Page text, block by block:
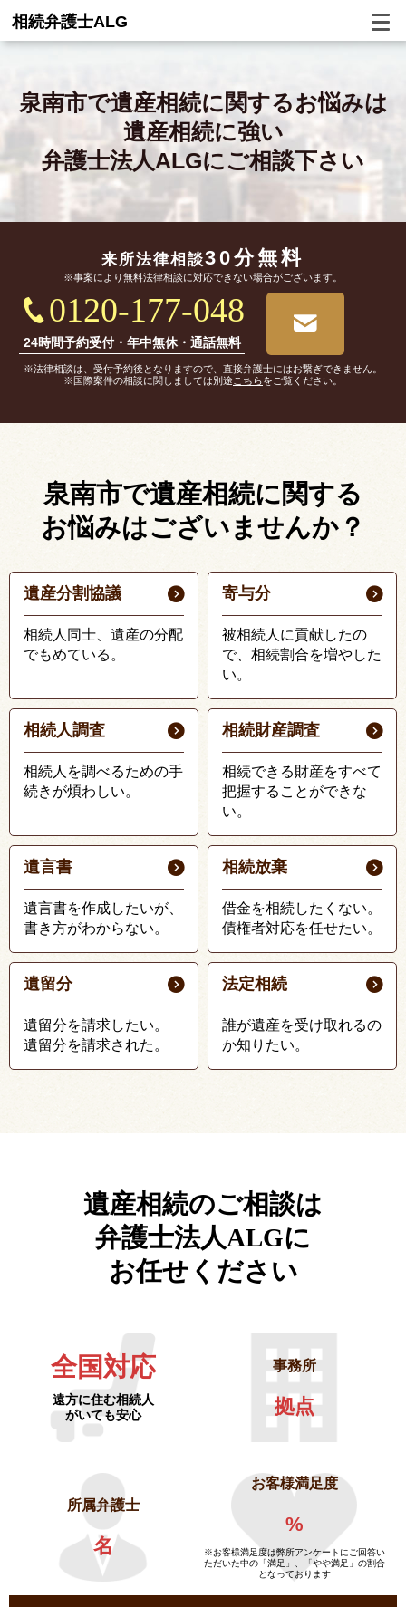
相続弁護士ALG
泉南市で遺産相続に関するお悩みは
遺産相続に強い
弁護士法人ALGにご相談下さい
来所法律相談30分無料
※事案により無料法律相談に対応できない場合がございます。
0120-177-048
24時間予約受付・年中無休・通話無料
※法律相談は、受付予約後となりますので、直接弁護士にはお繋ぎできません。
※国際案件の相談に関しましては別途 こちらをご覧ください。
泉南市で遺産相続に関する
お悩みはございませんか？
遺産分割協議
相続人同士、遺産の分配
でもめている。
寄与分
被相続人に貢献したの
で、相続割合を増やした
い。
相続人調査
相続人を調べるための手
続きが煩わしい。
相続財産調査
相続できる財産をすべて
把握することができな
い。
遺言書
遺言書を作成したいが、
書き方がわからない。
相続放棄
借金を相続したくない。
債権者対応を任せたい。
遺留分
遺留分を請求したい。
遺留分を請求された。
法定相続
誰が遺産を受け取れるの
か知りたい。
遺産相続のご相談は
弁護士法人ALGに
お任せください
全国対応
遠方に住む相続人
がいても安心
事務所
拠点
所属弁護士
名
お客様満足度
%
※お客様満足度は弊所アンケートにご回答い
ただいた中の「満足」、「やや満足」の割合
となっております